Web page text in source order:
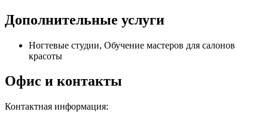
Дополнительные услуги
Ногтевые студии, Обучение мастеров для салонов
красоты
Офис и контакты
Контактная информация: